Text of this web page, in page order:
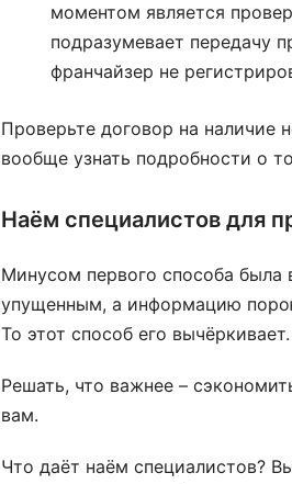
моментом является
подразумевает передачу
франчайзер не
Проверьте договор на наличие
вообще узнать подробности о
Наём специалистов для
Минусом первого способа была
упущенным, а информацию
То этот способ его
Решать, что важнее –
вам.
Что даёт наём специалистов?